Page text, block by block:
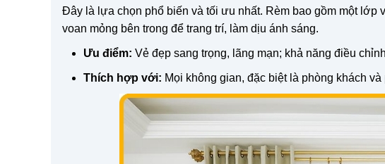
Đây là lựa chọn phổ biến và tối ưu nhất. Rèm bao gồm một lớp
voan mỏng bên trong để trang trí, làm dịu ánh sáng.
Ưu điểm: Vẻ đẹp sang trọng, lãng mạn; khả năng điều
Thích hợp với: Mọi không gian, đặc biệt là phòng khách và